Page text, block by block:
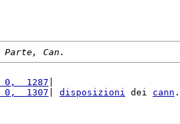
Can.
0,  1287
0,  1307
disposizioni dei cann